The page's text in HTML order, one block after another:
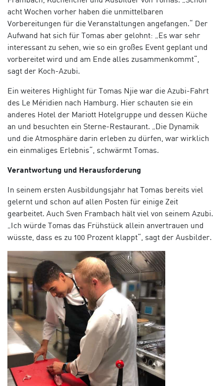
acht Wochen vorher haben die unmittelbaren
Vorbereitungen für die Veranstaltungen angefangen.“ Der
Aufwand hat sich für Tomas aber gelohnt: „Es war sehr
interessant zu sehen, wie so ein großes Event geplant und
vorbereitet wird und am Ende alles zusammenkommt“,
sagt der Koch-Azubi.
Ein weiteres Highlight für Tomas Njie war die Azubi-Fahrt
des Le Méridien nach Hamburg. Hier schauten sie ein
anderes Hotel der Mariott Hotelgruppe und dessen Küche
an und besuchten ein Sterne-Restaurant. „Die Dynamik
und die Atmosphäre darin erleben zu dürfen, war wirklich
ein einmaliges Erlebnis“, schwärmt Tomas.
Verantwortung und Herausforderung
In seinem ersten Ausbildungsjahr hat Tomas bereits viel
gelernt und schon auf allen Posten für einige Zeit
gearbeitet. Auch Sven Frambach hält viel von seinem Azubi.
„Ich würde Tomas das Frühstück allein anvertrauen und
wüsste, dass es zu 100 Prozent klappt“, sagt der Ausbilder.